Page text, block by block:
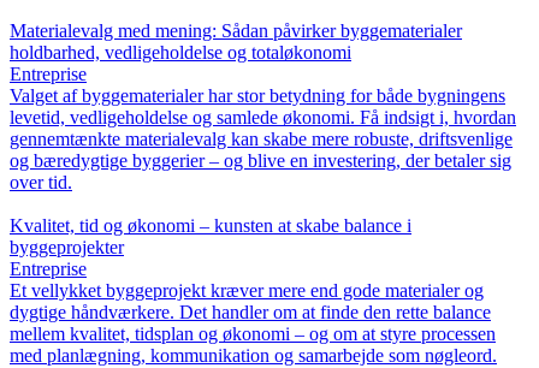
Materialevalg med mening: Sådan påvirker byggematerialer
holdbarhed, vedligeholdelse og totaløkonomi
Entreprise
Valget af byggematerialer har stor betydning for både bygningens
levetid, vedligeholdelse og samlede økonomi. Få indsigt i, hvordan
gennemtænkte materialevalg kan skabe mere robuste, driftsvenlige
og bæredygtige byggerier – og blive en investering, der betaler sig
over tid.
Kvalitet, tid og økonomi – kunsten at skabe balance i
byggeprojekter
Entreprise
Et vellykket byggeprojekt kræver mere end gode materialer og
dygtige håndværkere. Det handler om at finde den rette balance
mellem kvalitet, tidsplan og økonomi – og om at styre processen
med planlægning, kommunikation og samarbejde som nøgleord.